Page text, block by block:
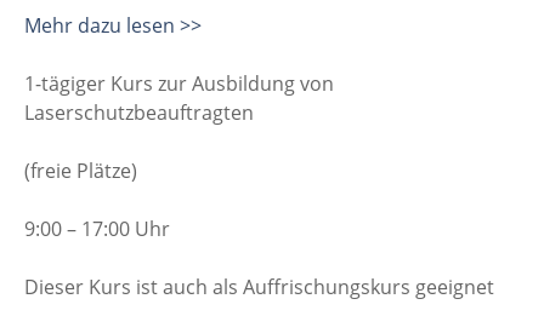
Mehr dazu lesen >>
1-tägiger Kurs zur Ausbildung von
Laserschutzbeauftragten
(freie Plätze)
9:00 – 17:00 Uhr
Dieser Kurs ist auch als Auffrischungskurs geeignet